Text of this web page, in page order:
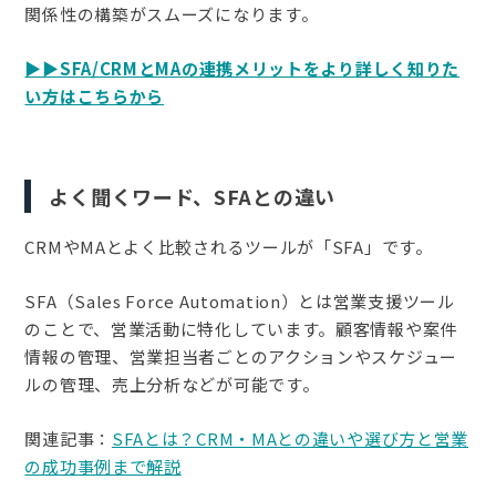
関係性の構築がスムーズになります。
▶️▶️SFA/CRMとMAの連携メリットをより詳しく知りた
い方はこちらから
よく聞くワード、SFAとの違い
CRMやMAとよく比較されるツールが「SFA」です。
SFA（Sales Force Automation）とは営業支援ツール
のことで、営業活動に特化しています。顧客情報や案件
情報の管理、営業担当者ごとのアクションやスケジュー
ルの管理、売上分析などが可能です。
関連記事： SFAとは？CRM・MAとの違いや選び方と営業
の成功事例まで解説